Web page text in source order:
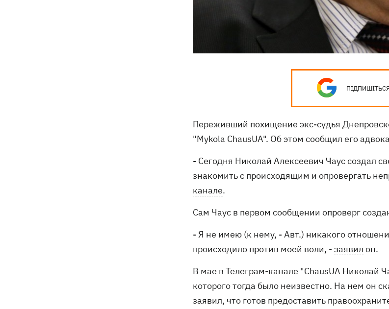
Переживший похищение экс-судья
"Mykola ChausUA". Об этом сообщил его
- Сегодня Николай Алексеевич Чаус создал
знакомить с происходящим и опровергать
канале.
Сам Чаус в первом сообщении опроверг
- Я не имею (к нему, - Авт.) никакого
происходило против моей воли, - заявил он.
В мае в Телеграм-канале "ChausUA Николай
которого тогда было неизвестно. На нем он
заявил, что готов предоставить